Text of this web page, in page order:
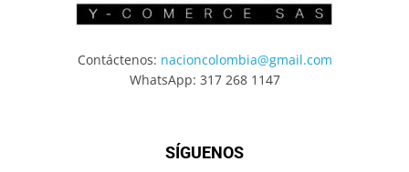
Contáctenos: nacioncolombia@gmail.com
WhatsApp: 317 268 1147
SÍGUENOS